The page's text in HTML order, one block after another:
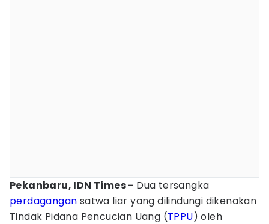
Pekanbaru, IDN Times - Dua tersangka
perdagangan satwa liar yang dilindungi dikenakan
Tindak Pidana Pencucian Uang (TPPU) oleh